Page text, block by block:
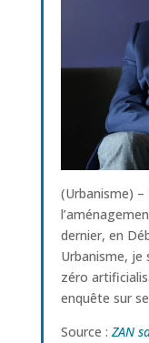
(Urbanisme)
dernier, en
Urbanisme, je
zéro
enquête sur
Source :ZAN